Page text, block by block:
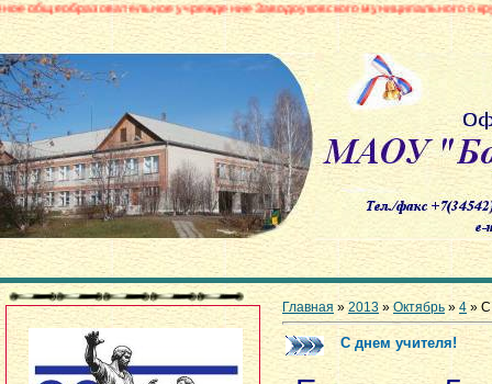
учреждение Заводоуковского муниципального округа
Главная »2013 » Октябрь » 4 » С
С днем учителя!